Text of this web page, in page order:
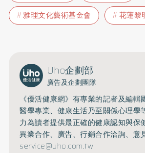
雅理文化藝術基金會
花蓮黎
Uho企劃部
廣告及企劃團隊
《優活健康網》有專業的記者及編輯
醫學專業、健康生活乃至關係心理學
力為讀者提供最正確的健康認知與保
異業合作、廣告、行銷合作洽詢、意
service@uho.com.tw